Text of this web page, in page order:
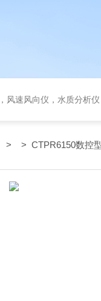
风速风向仪，水质分析
> CTPR6150数控型